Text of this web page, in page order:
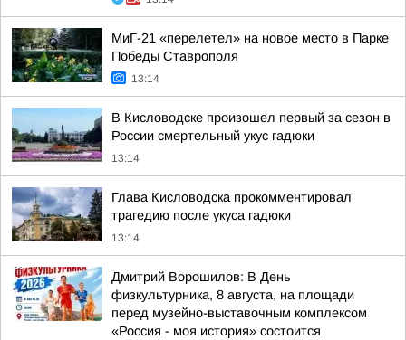
МиГ-21 «перелетел» на новое место в Парке
Победы Ставрополя
13:14
В Кисловодске произошел первый за сезон в
России смертельный укус гадюки
13:14
Глава Кисловодска прокомментировал
трагедию после укуса гадюки
13:14
Дмитрий Ворошилов: В День
физкультурника, 8 августа, на площади
перед музейно-выставочным комплексом
«Россия - моя история» состоится